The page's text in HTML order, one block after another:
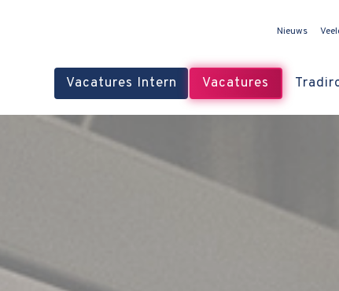
Nieuws
Vacatures Intern Vacatures